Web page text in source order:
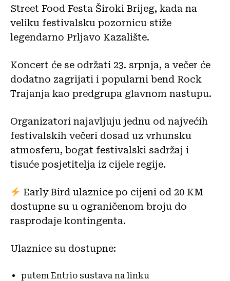
Street Food Festa Široki Brijeg, kada na
veliku festivalsku pozornicu stiže
legendarno Prljavo Kazalište.
Koncert će se održati 23. srpnja, a večer će
dodatno zagrijati i popularni bend Rock
Trajanja kao predgrupa glavnom nastupu.
Organizatori najavljuju jednu od najvećih
festivalskih večeri dosad uz vrhunsku
atmosferu, bogat festivalski sadržaj i
tisuće posjetitelja iz cijele regije.
Early Bird ulaznice po cijeni od 20 KM
dostupne su u ograničenom broju do
rasprodaje kontingenta.
Ulaznice su dostupne:
putem Entrio sustava na linku